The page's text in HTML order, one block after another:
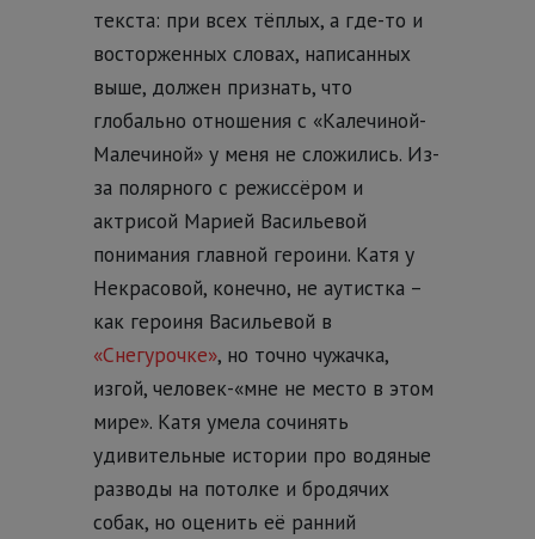
текста: при всех тёплых, а где-то и
восторженных словах, написанных
выше, должен признать, что
глобально отношения с «Калечиной-
Малечиной» у меня не сложились. Из-
за полярного с режиссёром и
актрисой Марией Васильевой
понимания главной героини. Катя у
Некрасовой, конечно, не аутистка –
как героиня Васильевой в
«Снегурочке», но точно чужачка,
изгой, человек-«мне не место в этом
мире». Катя умела сочинять
удивительные истории про водяные
разводы на потолке и бродячих
собак, но оценить её ранний